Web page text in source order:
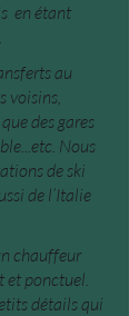
en étant
au
voisins,
des gares
Nous
de ski
de l’Italie
chauffeur
et ponctuel.
détails qui